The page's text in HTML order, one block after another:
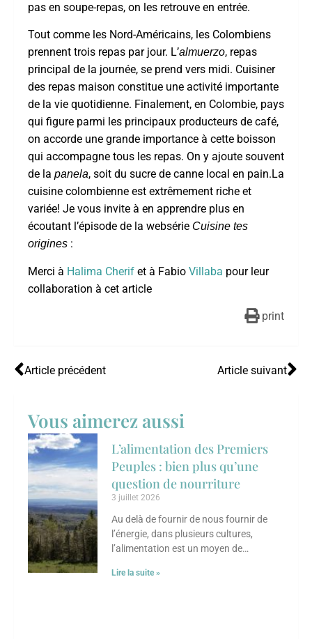
pas en soupe-repas, on les retrouve en entrée.
Tout comme les Nord-Américains, les Colombiens
prennent trois repas par jour. L’almuerzo, repas
principal de la journée, se prend vers midi. Cuisiner
des repas maison constitue une activité importante
de la vie quotidienne. Finalement, en Colombie, pays
qui figure parmi les principaux producteurs de café,
on accorde une grande importance à cette boisson
qui accompagne tous les repas. On y ajoute souvent
de la panela, soit du sucre de canne local en pain.La
cuisine colombienne est extrêmement riche et
variée! Je vous invite à en apprendre plus en
écoutant l’épisode de la websérie Cuisine tes
origines :
Merci à Halima Cherif et à Fabio Villaba pour leur
collaboration à cet article
print
Article précédent Article suivant
Vous aimerez aussi
L’alimentation des Premiers
Peuples : bien plus qu’une
question de nourriture
3 juillet 2026
Au delà de fournir de nous fournir de
l’énergie, dans plusieurs cultures,
l’alimentation est un moyen de
liens sociaux
Lire la suite »